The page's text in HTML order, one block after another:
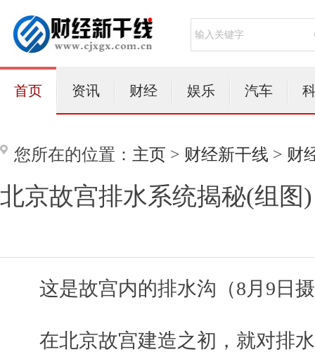
首页 资讯 财经 娱乐 汽车
您所在的位置： 主页 > 财经新干线 > 财
北京故宫排水系统揭秘(组图)
这是故宫内的排水沟（8月9日
在北京故宫建造之初，就对排水